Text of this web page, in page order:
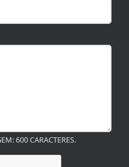
600 CARACTERES.